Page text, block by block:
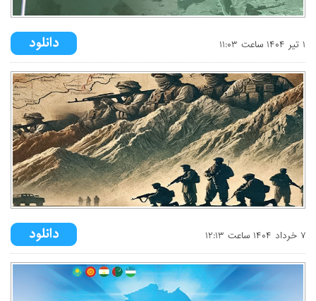
۱ تير ۱۴۰۴ ساعت ۱۱:۰۳
۷ خرداد ۱۴۰۴ ساعت ۱۲:۱۳